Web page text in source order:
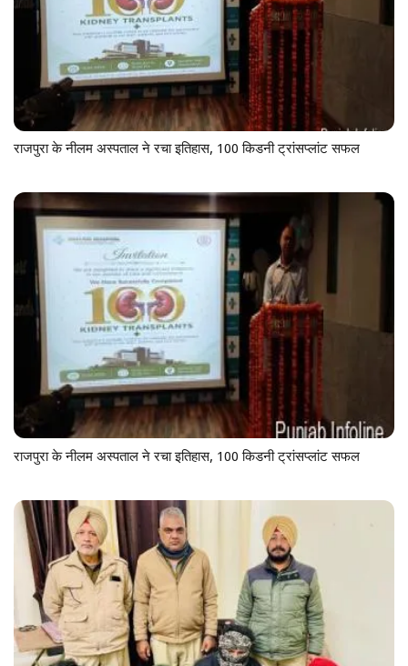
राजपुरा के नीलम अस्पताल ने रचा इतिहास, 100 किडनी ट्रांसप्लांट सफल
राजपुरा के नीलम अस्पताल ने रचा इतिहास, 100 किडनी ट्रांसप्लांट सफल